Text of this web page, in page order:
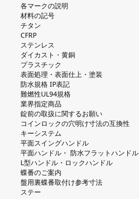
各マークの説明
材料の記号
チタン
CFRP
ステンレス
ダイカスト・⻩銅
プラスチック
表面処理・表面仕上・塗装
防⽔規格 IP表記
難燃性UL94規格
業界指定商品
錠前の取扱に関するお願い
コインロックの⽳明け⼨法の互換性
キーシステム
平⾯スイングハンドル
平⾯ハンドル・ 防⽔フラットハンドル
L型ハンドル・ロックハンドル
蝶番のご案内
盤⽤裏蝶番取付け参考⼨法
ステー